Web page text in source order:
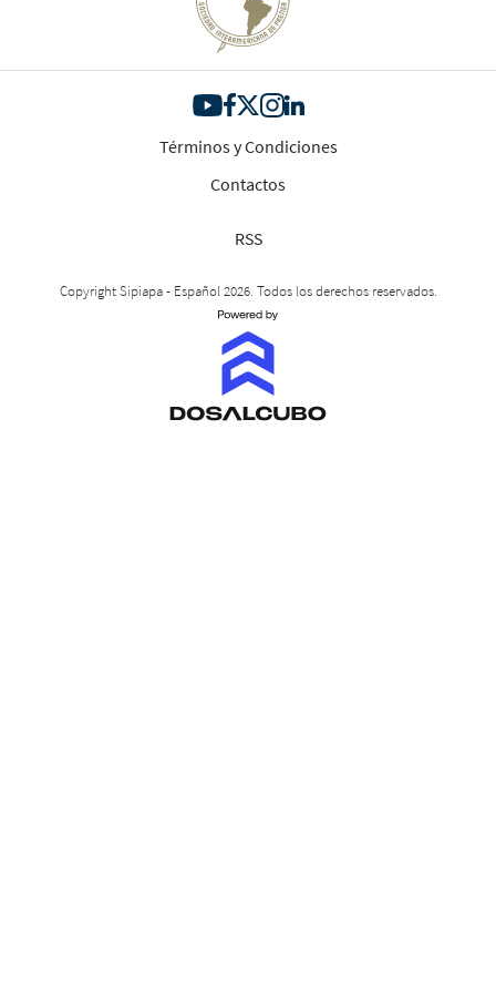
Términos y Condiciones
Contactos
RSS
Copyright Sipiapa - Español 2026. Todos los derechos reservados.